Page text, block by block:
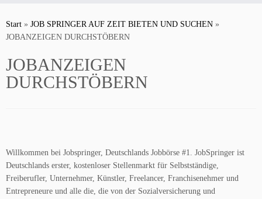
Inhalt
springen
Start » JOB SPRINGER AUF ZEIT BIETEN UND SUCHEN »
JOBANZEIGEN DURCHSTÖBERN
JOBANZEIGEN
DURCHSTÖBERN
Willkommen bei Jobspringer, Deutschlands Jobbörse #1. JobSpringer ist
Deutschlands erster, kostenloser Stellenmarkt für Selbstständige,
Freiberufler, Unternehmer, Künstler, Freelancer, Franchisenehmer und
Entrepreneure und alle die, die von der Sozialversicherung und